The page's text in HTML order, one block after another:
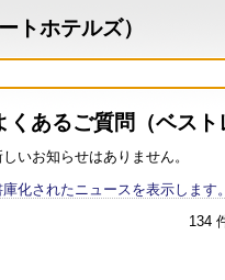
トホテルズ）
くあるご質問（ベス
しいお知らせはありません。
庫化されたニュースを表示します
134